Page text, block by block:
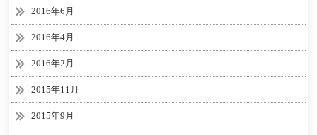
2016年6月
2016年4月
2016年2月
2015年11月
2015年9月